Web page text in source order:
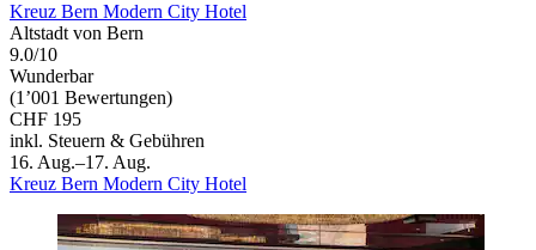
Kreuz Bern Modern City Hotel
Altstadt von Bern
9.0/10
Wunderbar
(1’001 Bewertungen)
CHF 195
inkl. Steuern & Gebühren
16. Aug.–17. Aug.
Kreuz Bern Modern City Hotel